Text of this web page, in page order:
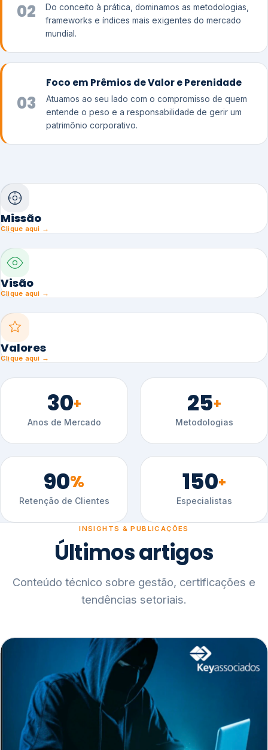
02
Do conceito à prática, dominamos as metodologias,
frameworks e índices mais exigentes do mercado
mundial.
03
Foco em Prêmios de Valor e Perenidade
Atuamos ao seu lado com o compromisso de quem
entende o peso e a responsabilidade de gerir um
patrimônio corporativo.
Missão
Clique aqui →
Visão
Clique aqui →
Valores
Clique aqui →
30+
Anos de Mercado
25+
Metodologias
90%
Retenção de Clientes
150+
Especialistas
INSIGHTS & PUBLICAÇÕES
Últimos artigos
Conteúdo técnico sobre gestão, certificações e
tendências setoriais.